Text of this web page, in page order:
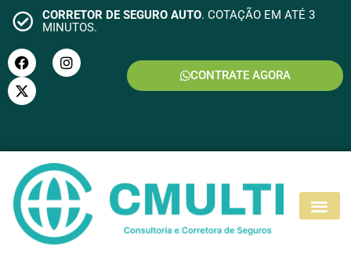
CORRETOR DE SEGURO AUTO. COTAÇÃO EM ATÉ 3
MINUTOS.
CONTRATE AGORA
SEGURO MOTO